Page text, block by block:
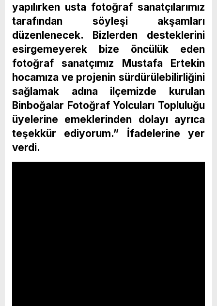
yapılırken usta fotoğraf sanatçılarımız
tarafından söyleşi akşamları
düzenlenecek. Bizlerden desteklerini
esirgemeyerek bize öncülük eden
fotoğraf sanatçımız Mustafa Ertekin
hocamıza ve projenin sürdürülebilirliğini
sağlamak adına ilçemizde kurulan
Binboğalar Fotoğraf Yolcuları Topluluğu
üyelerine emeklerinden dolayı ayrıca
teşekkür ediyorum.” İfadelerine yer
verdi.